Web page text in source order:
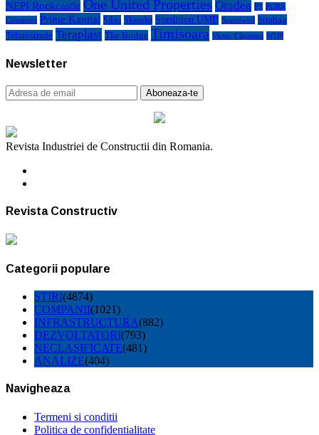
NEPI Rockcastle One United Properties Oradea P3 PORR
Construct Prime Kapital Sibiu Skanska Spedition UMB Speedwell Strabag
Tehnostrade Teraplast The Bridge Timisoara Victor Căpitanu WDP
Newsletter
Revista Industriei de Constructii din Romania.
Revista Constructiv
Categorii populare
STIRI(4874)
COMPANII(1021)
INFRASTRUCTURA(882)
DEZVOLTATORI(793)
NECLASIFICATE(481)
ANALIZE(404)
Navigheaza
Termeni si conditii
Politica de confidentialitate